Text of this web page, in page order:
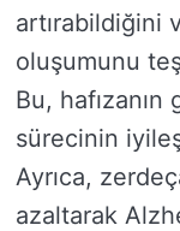
artırabildiğini
oluşumunu
Bu,
sürecinin
Ayrıca,
azaltarak